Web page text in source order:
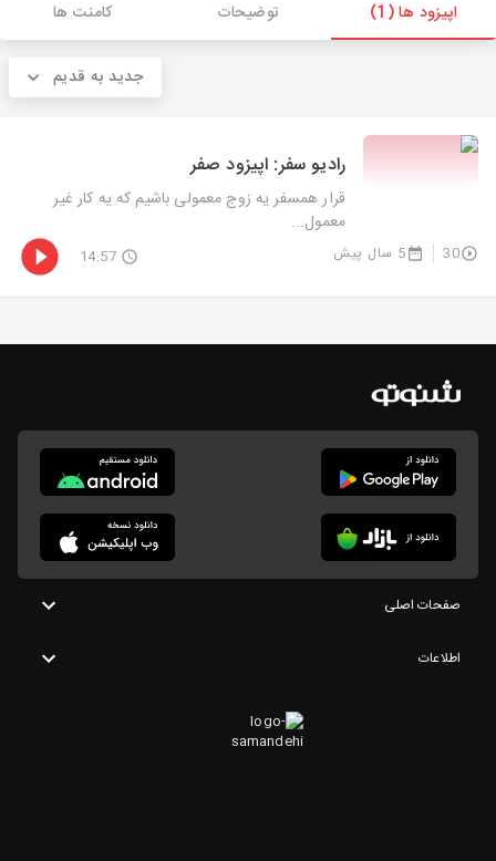
اپیزود ها (1)
توضیحات کامنت ها
جدید به قدیم
رادیو سفر: اپیزود صفر
قرار همسفر یه زوج معمولی باشیم که یه کار غیر
معمول...
30 5 سال پیش 14:57
صفحات اصلی
اطلاعات